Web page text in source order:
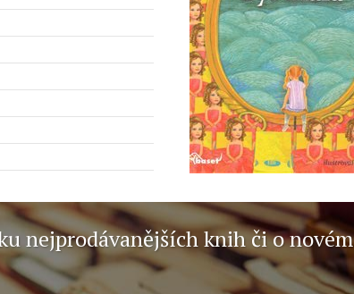
nejprodávanějších knih či o novém